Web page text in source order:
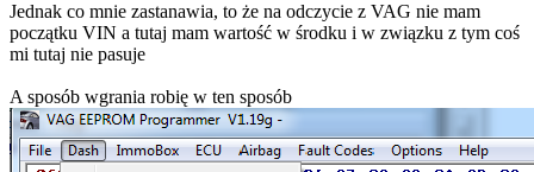
Jednak co mnie zastanawia, to że na odczycie z VAG nie mam
początku VIN a tutaj mam wartość w środku i w związku z tym coś
mi tutaj nie pasuje
A sposób wgrania robię w ten sposób